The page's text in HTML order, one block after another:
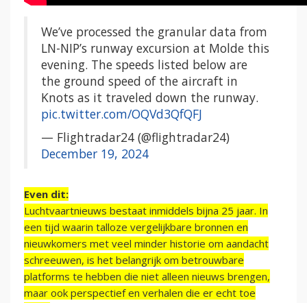
We’ve processed the granular data from
LN-NIP’s runway excursion at Molde this
evening. The speeds listed below are
the ground speed of the aircraft in
Knots as it traveled down the runway.
pic.twitter.com/OQVd3QfQFJ
— Flightradar24 (@flightradar24)
December 19, 2024
Even dit:
Luchtvaartnieuws bestaat inmiddels bijna 25 jaar. In
een tijd waarin talloze vergelijkbare bronnen en
nieuwkomers met veel minder historie om aandacht
schreeuwen, is het belangrijk om betrouwbare
platforms te hebben die niet alleen nieuws brengen,
maar ook perspectief en verhalen die er echt toe